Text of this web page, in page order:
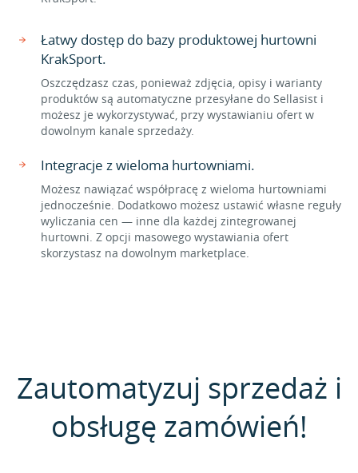
Łatwy dostęp do bazy produktowej hurtowni
KrakSport.
Oszczędzasz czas, ponieważ zdjęcia, opisy i warianty
produktów są automatyczne przesyłane do Sellasist i
możesz je wykorzystywać, przy wystawianiu ofert w
dowolnym kanale sprzedaży.
Integracje z wieloma hurtowniami.
Możesz nawiązać współpracę z wieloma hurtowniami
jednocześnie. Dodatkowo możesz ustawić własne reguły
wyliczania cen — inne dla każdej zintegrowanej
hurtowni. Z opcji masowego wystawiania ofert
skorzystasz na dowolnym marketplace.
Zautomatyzuj sprzedaż i
obsługę zamówień!